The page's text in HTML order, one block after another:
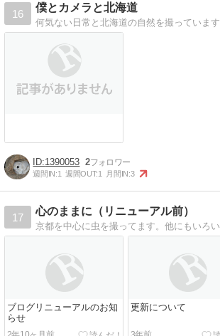
16
僕とカメラと北海道
何気ない日常と北海道の自然を撮っています
1390053 2
週間IN:1 週間OUT:1 月間IN:3
17
心のままに（リニューアル前）
ブログリニューアルのお知
らせ
更新について